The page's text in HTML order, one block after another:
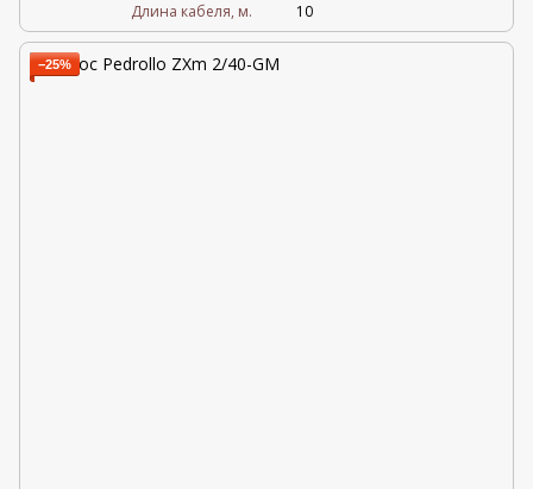
Длина кабеля, м.
10
−25%